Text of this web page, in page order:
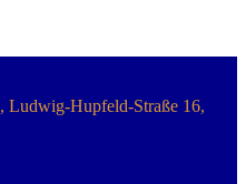
, Ludwig-Hupfeld-Straße 16,